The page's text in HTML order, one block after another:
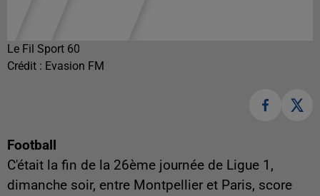
Le Fil Sport 60
Crédit : Evasion FM
Football
C'était la fin de la 26ème journée de Ligue 1,
dimanche soir, entre Montpellier et Paris, score